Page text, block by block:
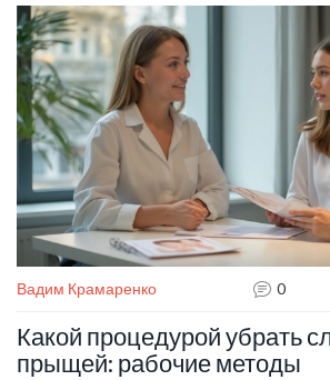
Вадим Крамаренко 0
Какой процедурой убрать
прыщей: рабочие методы